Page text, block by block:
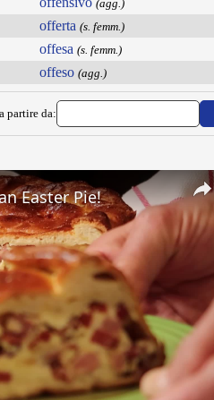
(agg.)
offerta (s. femm.)
offesa (s. femm.)
offeso (agg.)
partire da:
Easter Pie!